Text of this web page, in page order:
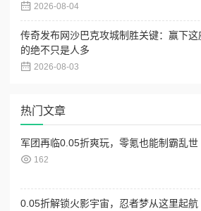
2026-08-04
传奇发布网沙巴克攻城制胜关键：赢下这
的绝不只是人多
2026-08-03
热门文章
军团再临0.05折爽玩，零氪也能制霸乱世
162
0.05折解锁火影宇宙，忍者梦从这里起航